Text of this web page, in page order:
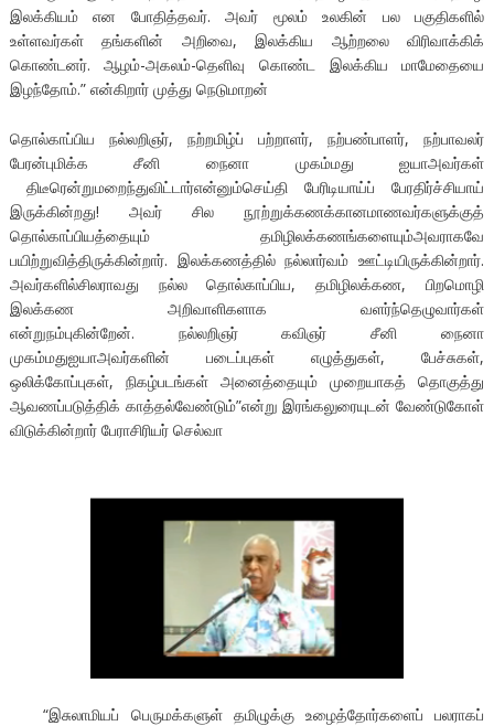
இலக்கியம் என போதித்தவர். அவர் மூலம் உலகின் பல பகுதிகளில்
உள்ளவர்கள் தங்களின் அறிவை, இலக்கிய ஆற்றலை விரிவாக்கிக்
கொண்டனர். ஆழம்-அகலம்-தெளிவு கொண்ட இலக்கிய மாமேதையை
இழந்தோம்.” என்கிறார் முத்து நெடுமாறன்
தொல்காப்பிய நல்லறிஞர், நற்றமிழ்ப் பற்றாளர், நற்பண்பாளர், நற்பாவலர்
பேரன்புமிக்க சீனி நைனா முகம்மது ஐயாஅவர்கள்
திடீரென்றுமறைந்துவிட்டார்என்னும்செய்தி பேரிடியாய்ப் பேரதிர்ச்சியாய்
இருக்கின்றது! அவர் சில நூற்றுக்கணக்கானமாணவர்களுக்குத்
தொல்காப்பியத்தையும் தமிழிலக்கணங்களையும்அவராகவே
பயிற்றுவித்திருக்கின்றார். இலக்கணத்தில் நல்லார்வம் ஊட்டியிருக்கின்றார்.
அவர்களில்சிலராவது நல்ல தொல்காப்பிய, தமிழிலக்கண, பிறமொழி
இலக்கண அறிவாளிகளாக வளர்ந்தெழுவார்கள்
என்றுநம்புகின்றேன். நல்லறிஞர் கவிஞர் சீனி நைனா
முகம்மதுஐயாஅவர்களின் படைப்புகள் எழுத்துகள், பேச்சுகள்,
ஒலிக்கோப்புகள், நிகழ்படங்கள் அனைத்தையும் முறையாகத் தொகுத்து
ஆவணப்படுத்திக் காத்தல்வேண்டும்”என்று இரங்கலுரையுடன் வேண்டுகோள்
விடுக்கின்றார் பேராசிரியர் செல்வா
“இசுலாமியப் பெருமக்களுள் தமிழுக்கு உழைத்தோர்களைப் பலராகப்